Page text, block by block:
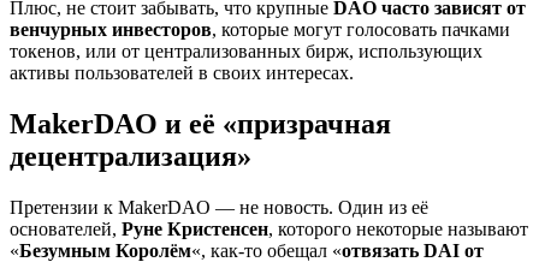
Плюс, не стоит забывать, что крупные DAO часто зависят от
венчурных инвесторов, которые могут голосовать пачками
токенов, или от централизованных бирж, использующих
активы пользователей в своих интересах.
MakerDAO и её «призрачная
децентрализация»
Претензии к MakerDAO — не новость. Один из её
основателей, Руне Кристенсен, которого некоторые называют
«Безумным Королём«, как-то обещал «отвязать DAI от